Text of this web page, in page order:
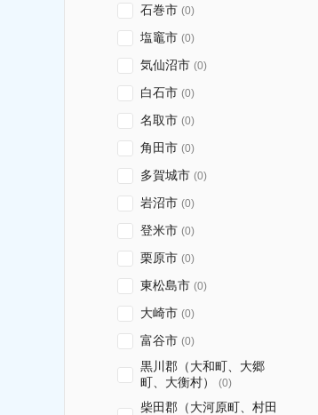
石巻市 (0)
塩竈市 (0)
気仙沼市 (0)
白石市 (0)
名取市 (0)
角田市 (0)
多賀城市 (0)
岩沼市 (0)
登米市 (0)
栗原市 (0)
東松島市 (0)
大崎市 (0)
富谷市 (0)
黒川郡（大和町、大郷
町、大衡村）
(0)
柴田郡（大河原町、村田